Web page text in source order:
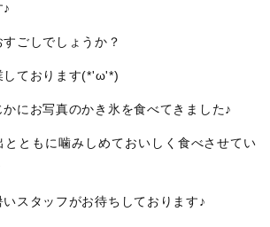
ごしでしょうか？
しております(*'ω'*)
にお写真のかき氷を食べてきました♪
とともに噛みしめておいしく食べさせてい
スタッフがお待ちしております♪